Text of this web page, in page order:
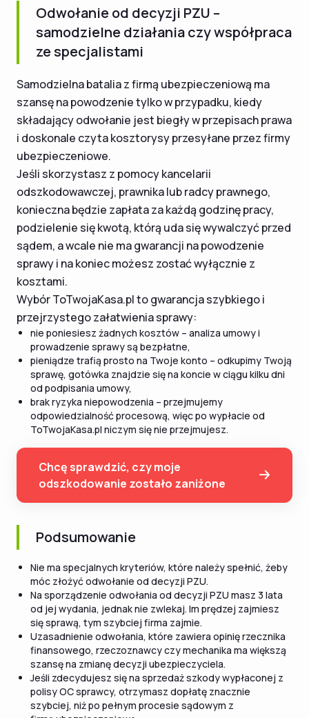
Odwołanie od decyzji PZU –
samodzielne działania czy współpraca
ze specjalistami
Samodzielna batalia z firmą ubezpieczeniową ma
szansę na powodzenie tylko w przypadku, kiedy
składający odwołanie jest biegły w przepisach prawa
i doskonale czyta kosztorysy przesyłane przez firmy
ubezpieczeniowe.
Jeśli skorzystasz z pomocy kancelarii
odszkodowawczej, prawnika lub radcy prawnego,
konieczna będzie zapłata za każdą godzinę pracy,
podzielenie się kwotą, którą uda się wywalczyć przed
sądem, a wcale nie ma gwarancji na powodzenie
sprawy i na koniec możesz zostać wyłącznie z
kosztami.
Wybór ToTwojaKasa.pl to gwarancja szybkiego i
przejrzystego załatwienia sprawy:
nie poniesiesz żadnych kosztów – analiza umowy i
prowadzenie sprawy są bezpłatne,
pieniądze trafią prosto na Twoje konto – odkupimy Twoją
sprawę, gotówka znajdzie się na koncie w ciągu kilku dni
od podpisania umowy,
brak ryzyka niepowodzenia – przejmujemy
odpowiedzialność procesową, więc po wypłacie od
ToTwojaKasa.pl niczym się nie przejmujesz.
Chcę sprawdzić, czy moje
odszkodowanie zostało zaniżone
Podsumowanie
Nie ma specjalnych kryteriów, które należy spełnić, żeby
móc złożyć odwołanie od decyzji PZU.
Na sporządzenie odwołania od decyzji PZU masz 3 lata
od jej wydania, jednak nie zwlekaj. Im prędzej zajmiesz
się sprawą, tym szybciej firma zajmie.
Uzasadnienie odwołania, które zawiera opinię rzecznika
finansowego, rzeczoznawcy czy mechanika ma większą
szansę na zmianę decyzji ubezpieczyciela.
Jeśli zdecydujesz się na sprzedaż szkody wypłaconej z
polisy OC sprawcy, otrzymasz dopłatę znacznie
szybciej, niż po pełnym procesie sądowym z